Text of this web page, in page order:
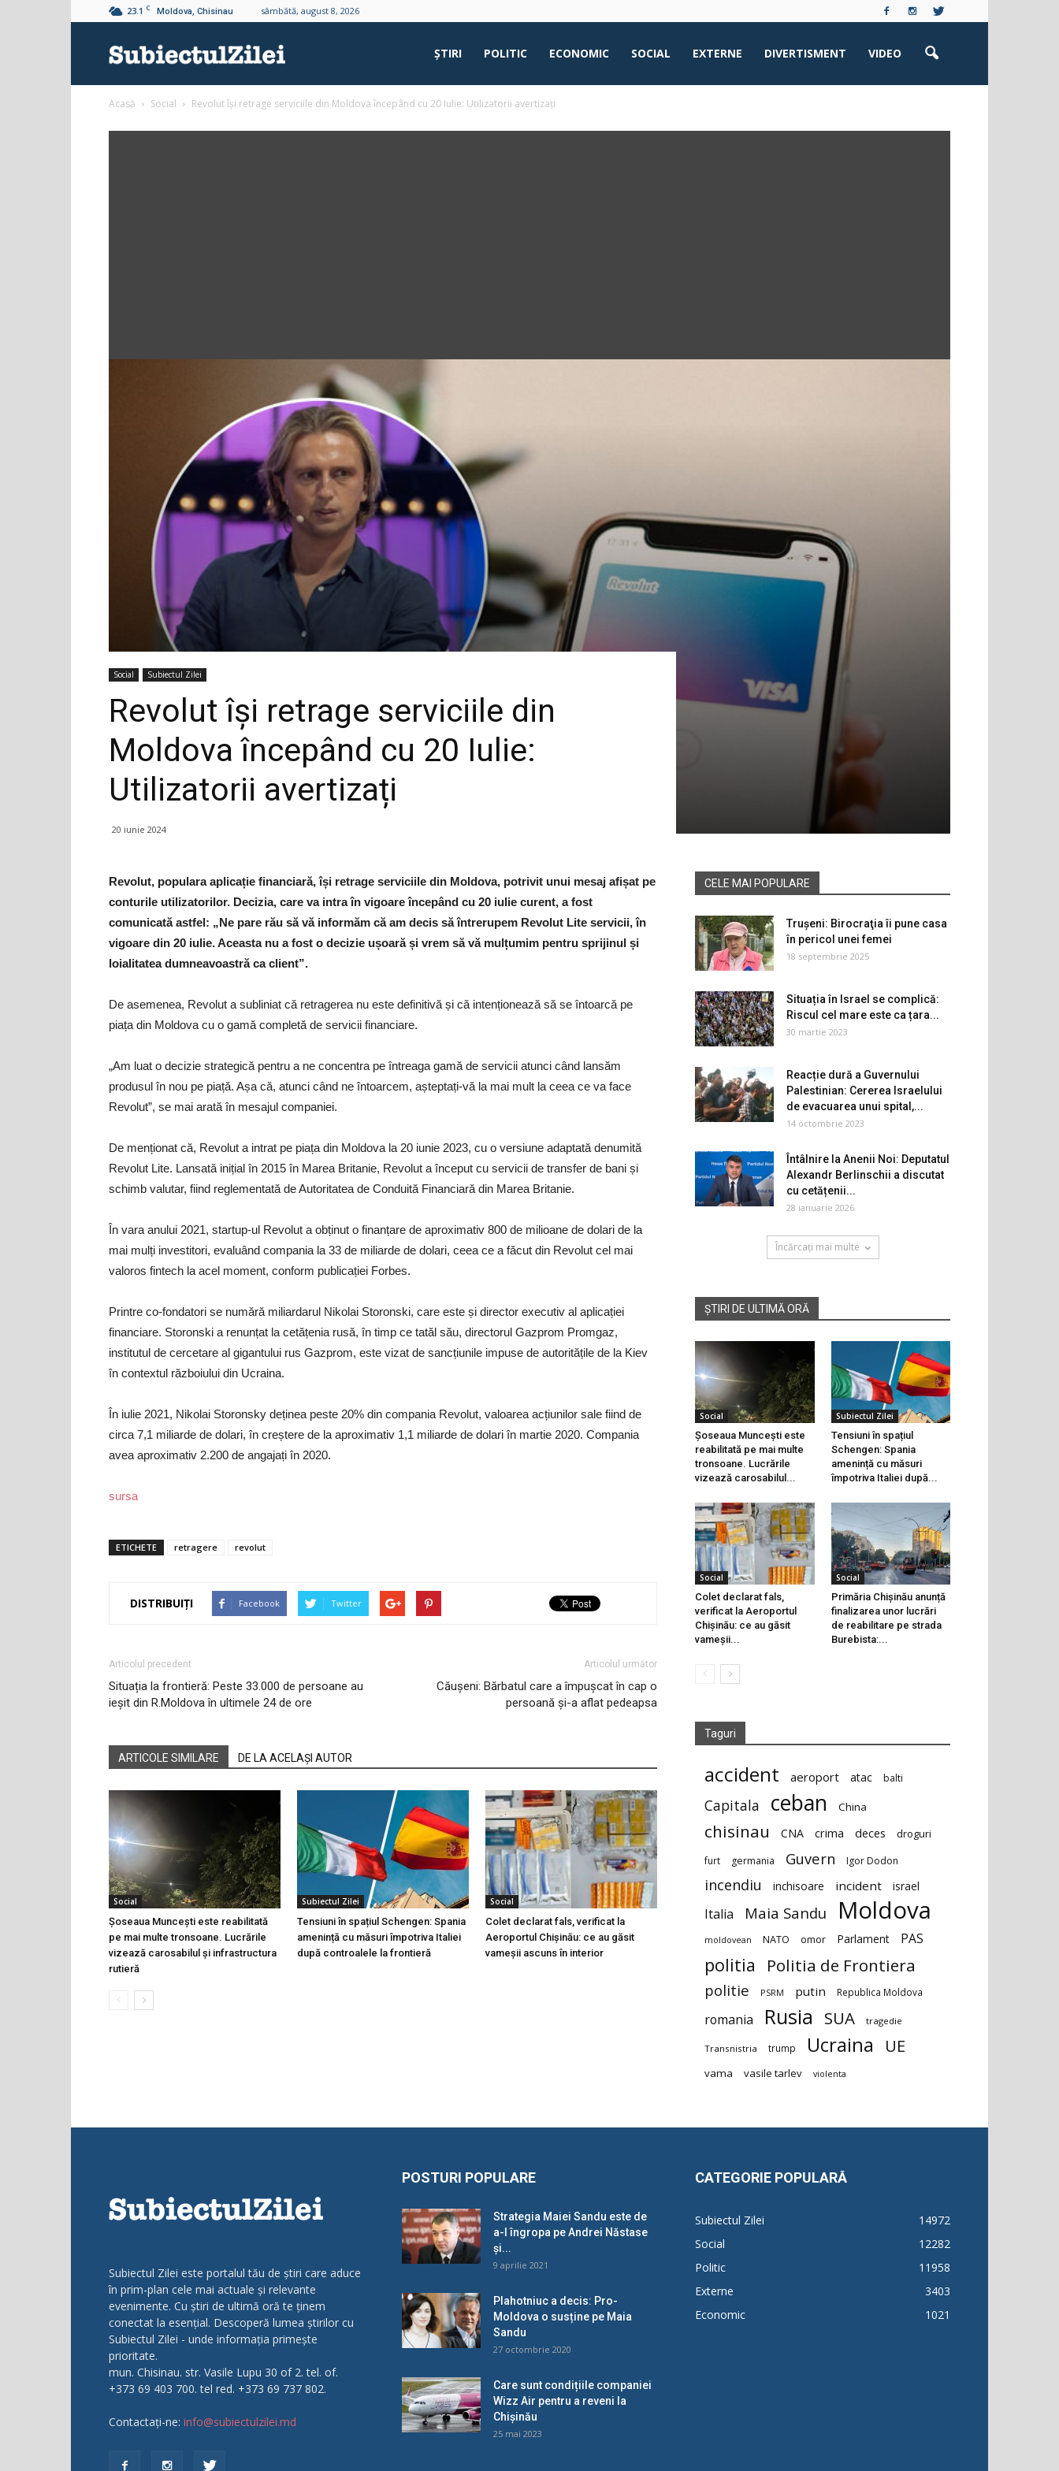
23.1 C Moldova, Chisinau sâmbătă, august 8, 2026
ŞTIRI POLITIC ECONOMIC SOCIAL EXTERNE DIVERTISMENT VIDEO
Acasă Social Revolut își retrage serviciile din Moldova începând cu 20 Iulie: Utilizatorii avertizați
Social Subiectul Zilei
Revolut își retrage serviciile din
Moldova începând cu 20 Iulie:
Utilizatorii avertizați
20 iunie 2024
Revolut, populara aplicație financiară, își retrage serviciile din Moldova, potrivit unui mesaj afișat pe
conturile utilizatorilor. Decizia, care va intra în vigoare începând cu 20 iulie curent, a fost
comunicată astfel: „Ne pare rău să vă informăm că am decis să întrerupem Revolut Lite servicii, în
vigoare din 20 iulie. Aceasta nu a fost o decizie ușoară și vrem să vă mulțumim pentru sprijinul și
loialitatea dumneavoastră ca client”.
De asemenea, Revolut a subliniat că retragerea nu este definitivă și că intenționează să se întoarcă pe
piața din Moldova cu o gamă completă de servicii financiare.
„Am luat o decizie strategică pentru a ne concentra pe întreaga gamă de servicii atunci când lansăm
produsul în nou pe piață. Așa că, atunci când ne întoarcem, așteptați-vă la mai mult la ceea ce va face
Revolut”, se mai arată în mesajul companiei.
De menționat că, Revolut a intrat pe piața din Moldova la 20 iunie 2023, cu o versiune adaptată denumită
Revolut Lite. Lansată inițial în 2015 în Marea Britanie, Revolut a început cu servicii de transfer de bani și
schimb valutar, fiind reglementată de Autoritatea de Conduită Financiară din Marea Britanie.
În vara anului 2021, startup-ul Revolut a obținut o finanțare de aproximativ 800 de milioane de dolari de la
mai mulți investitori, evaluând compania la 33 de miliarde de dolari, ceea ce a făcut din Revolut cel mai
valoros fintech la acel moment, conform publicației Forbes.
Printre co-fondatori se numără miliardarul Nikolai Storonski, care este și director executiv al aplicației
financiare. Storonski a renunțat la cetățenia rusă, în timp ce tatăl său, directorul Gazprom Promgaz,
institutul de cercetare al gigantului rus Gazprom, este vizat de sancțiunile impuse de autoritățile de la Kiev
în contextul războiului din Ucraina.
În iulie 2021, Nikolai Storonsky deținea peste 20% din compania Revolut, valoarea acțiunilor sale fiind de
circa 7,1 miliarde de dolari, în creștere de la aproximativ 1,1 miliarde de dolari în martie 2020. Compania
avea aproximativ 2.200 de angajați în 2020.
sursa
ETICHETE retragere revolut
DISTRIBUIȚI Facebook Twitter
Articolul precedent
Situația la frontieră: Peste 33.000 de persoane au
ieșit din R.Moldova în ultimele 24 de ore
Articolul următor
Căușeni: Bărbatul care a împușcat în cap o
persoană și-a aflat pedeapsa
ARTICOLE SIMILARE DE LA ACELAȘI AUTOR
Social
Șoseaua Muncești este reabilitată
pe mai multe tronsoane. Lucrările
vizează carosabilul și infrastructura
rutieră
Subiectul Zilei
Tensiuni în spațiul Schengen: Spania
amenință cu măsuri împotriva Italiei
după controalele la frontieră
Social
Colet declarat fals, verificat la
Aeroportul Chișinău: ce au găsit
vameșii ascuns în interior
CELE MAI POPULARE
Trușeni: Birocraţia îi pune casa
în pericol unei femei
18 septembrie 2025
Situația în Israel se complică:
Riscul cel mare este ca țara...
30 martie 2023
Reacție dură a Guvernului
Palestinian: Cererea Israelului
de evacuarea unui spital,...
14 octombrie 2023
Întâlnire la Anenii Noi: Deputatul
Alexandr Berlinschii a discutat
cu cetățenii...
28 ianuarie 2026
Încărcați mai multe
ȘTIRI DE ULTIMĂ ORĂ
Social
Șoseaua Muncești este
reabilitată pe mai multe
tronsoane. Lucrările
vizează carosabilul...
Subiectul Zilei
Tensiuni în spațiul
Schengen: Spania
amenință cu măsuri
împotriva Italiei după...
Social
Colet declarat fals,
verificat la Aeroportul
Chișinău: ce au găsit
vameșii...
Social
Primăria Chișinău anunță
finalizarea unor lucrări
de reabilitare pe strada
Burebista:...
Taguri
accident aeroport atac balti
Capitala ceban China
chisinau CNA crima deces droguri
furt germania Guvern Igor Dodon
incendiu inchisoare incident israel
Italia Maia Sandu Moldova
moldovean NATO omor Parlament PAS
politia Politia de Frontiera
politie PSRM putin Republica Moldova
romania Rusia SUA tragedie
Transnistria trump Ucraina UE
vama vasile tarlev violenta
Subiectul Zilei este portalul tău de știri care aduce
în prim-plan cele mai actuale și relevante
evenimente. Cu știri de ultimă oră te ținem
conectat la esențial. Descoperă lumea știrilor cu
Subiectul Zilei - unde informația primește
prioritate.
mun. Chisinau. str. Vasile Lupu 30 of 2. tel. of.
+373 69 403 700. tel red. +373 69 737 802.
Contactați-ne: info@subiectulzilei.md
POSTURI POPULARE
Strategia Maiei Sandu este de
a-l îngropa pe Andrei Năstase
și...
9 aprilie 2021
Plahotniuc a decis: Pro-
Moldova o susține pe Maia
Sandu
27 octombrie 2020
Care sunt condițiile companiei
Wizz Air pentru a reveni la
Chișinău
25 mai 2023
CATEGORIE POPULARĂ
Subiectul Zilei
14972
Social
12282
Politic
11958
Externe
3403
Economic
1021